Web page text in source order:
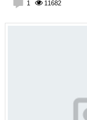
1 11682